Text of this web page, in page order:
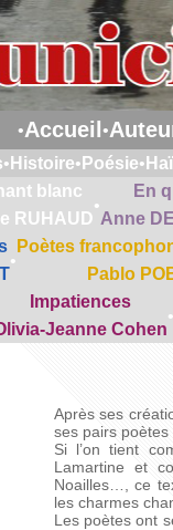
•Accueil •
• Histoire• Poésie•
blanc
RUHAUD
•
En
Anne
•
Poètes
Pablo
Impatiences
Jeanne Cohen
•
Après ses
ses pairs
Si l’on tient
Lamartine et
Noailles…, ce
les charmes
Les poètes ont